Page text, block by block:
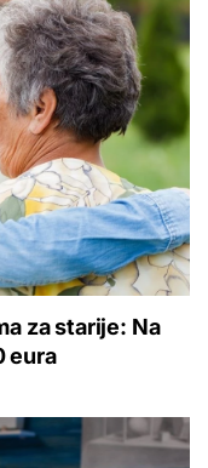
za starije: Na
eura